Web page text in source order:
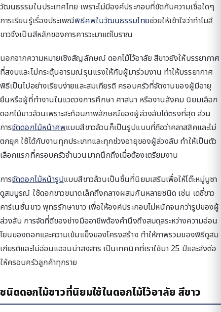
วัฒนธรรมในประเทศไทย เพราะไม่มีองค์ประกอบที่ขัดกับความเชื่อใดๆ
การเรียนรู้เรื่องประเพณีพิธีศพในวัฒนธรรมไทยช่วยให้เข้าใจว่าทำไมสี
ขาวจึงเป็นสีหลักของการคารวะมาแต่โบราณ
นอกจากความหมายเชิงสัญลักษณ์ ดอกไม้ไว้อาลัย สีขาวยังให้บรรยากาศ
ที่สงบและไม่กระตุ้นอารมณ์รุนแรงให้กับผู้มาร่วมงาน ทำให้บรรยากาศ
พิธีเป็นไปอย่างเรียบง่ายและสมเกียรติ ครอบครัวที่จัดงานของผู้มีอายุ
ยืนหรือผู้ที่ทำงานในแวดวงการศึกษา ศาสนา หรืองานสังคม นิยมเลือก
ดอกไม้ขาวล้วนเพราะสะท้อนภาพลักษณ์ของผู้ล่วงลับได้ตรงที่สุด ส่วน
การจัดดอกไม้หน้าศพแบบสีขาวล้วนก็เป็นรูปแบบที่ถือว่าคลาสสิคและไม่
ตกยุค ใช้ได้กับงานทุกประเภทและทุกช่วงอายุของผู้ล่วงลับ ทำให้เป็นตัว
เลือกแรกที่ครอบครัวจำนวนมากนึกถึงเมื่อต้องเตรียมงาน
การจัดดอกไม้หน้ารูปแบบสีขาวล้วนเป็นชิ้นที่นิยมเสริมเพื่อให้โต๊ะหมู่บูชา
ดูสมบูรณ์ ใช้ดอกขาวขนาดเล็กถึงกลางผสมกันหลายชนิด เช่น เดซี่ขาว
คาร์เนชั่นขาว พุทธรักษาขาว เพื่อให้องค์ประกอบไม่หนักจนกว่ารูปของผู้
ล่วงลับ การจัดที่ดีของช่างมืออาชีพต้องคำนึงถึงสมดุลระหว่างความอ่อน
โยนของดอกและความเข้มแข็งของโครงสร้าง ทำให้ภาพรวมของพิธีดูสม
เกียรติและไม่อ่อนแอจนน่าสงสาร เป็นเทคนิคที่เราใช้มา 25 ปีและส่งต่อ
ให้ครอบครัวลูกค้าทุกราย
ชนิดดอกไม้ขาวที่นิยมใช้ในดอกไม้ไว้อาลัย สีขาว